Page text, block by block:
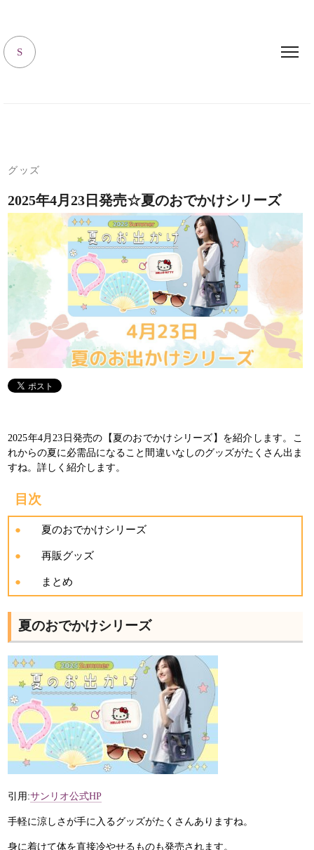
S
グッズ
2025年4月23日発売☆夏のおでかけシリーズ
2025年4月23日発売の【夏のおでかけシリーズ】を紹介します。こ
れからの夏に必需品になること間違いなしのグッズがたくさん出ま
すね。詳しく紹介します。
目次
夏のおでかけシリーズ
再販グッズ
まとめ
夏のおでかけシリーズ
引用:サンリオ公式HP
手軽に涼しさが手に入るグッズがたくさんありますね。
身に着けて体を直接冷やせるものも発売されます。